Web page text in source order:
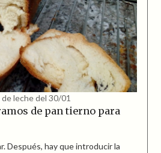
leche del 30/01
de pan tierno para
Después, hay que introducir la